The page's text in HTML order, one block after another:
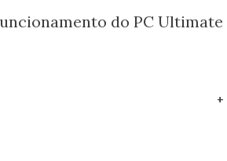
do PC Ultimate
+